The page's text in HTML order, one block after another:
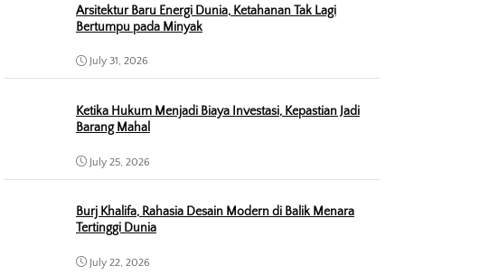
Arsitektur Baru Energi Dunia, Ketahanan Tak Lagi
Bertumpu pada Minyak
July 31, 2026
Ketika Hukum Menjadi Biaya Investasi, Kepastian Jadi
Barang Mahal
July 25, 2026
Burj Khalifa, Rahasia Desain Modern di Balik Menara
Tertinggi Dunia
July 22, 2026